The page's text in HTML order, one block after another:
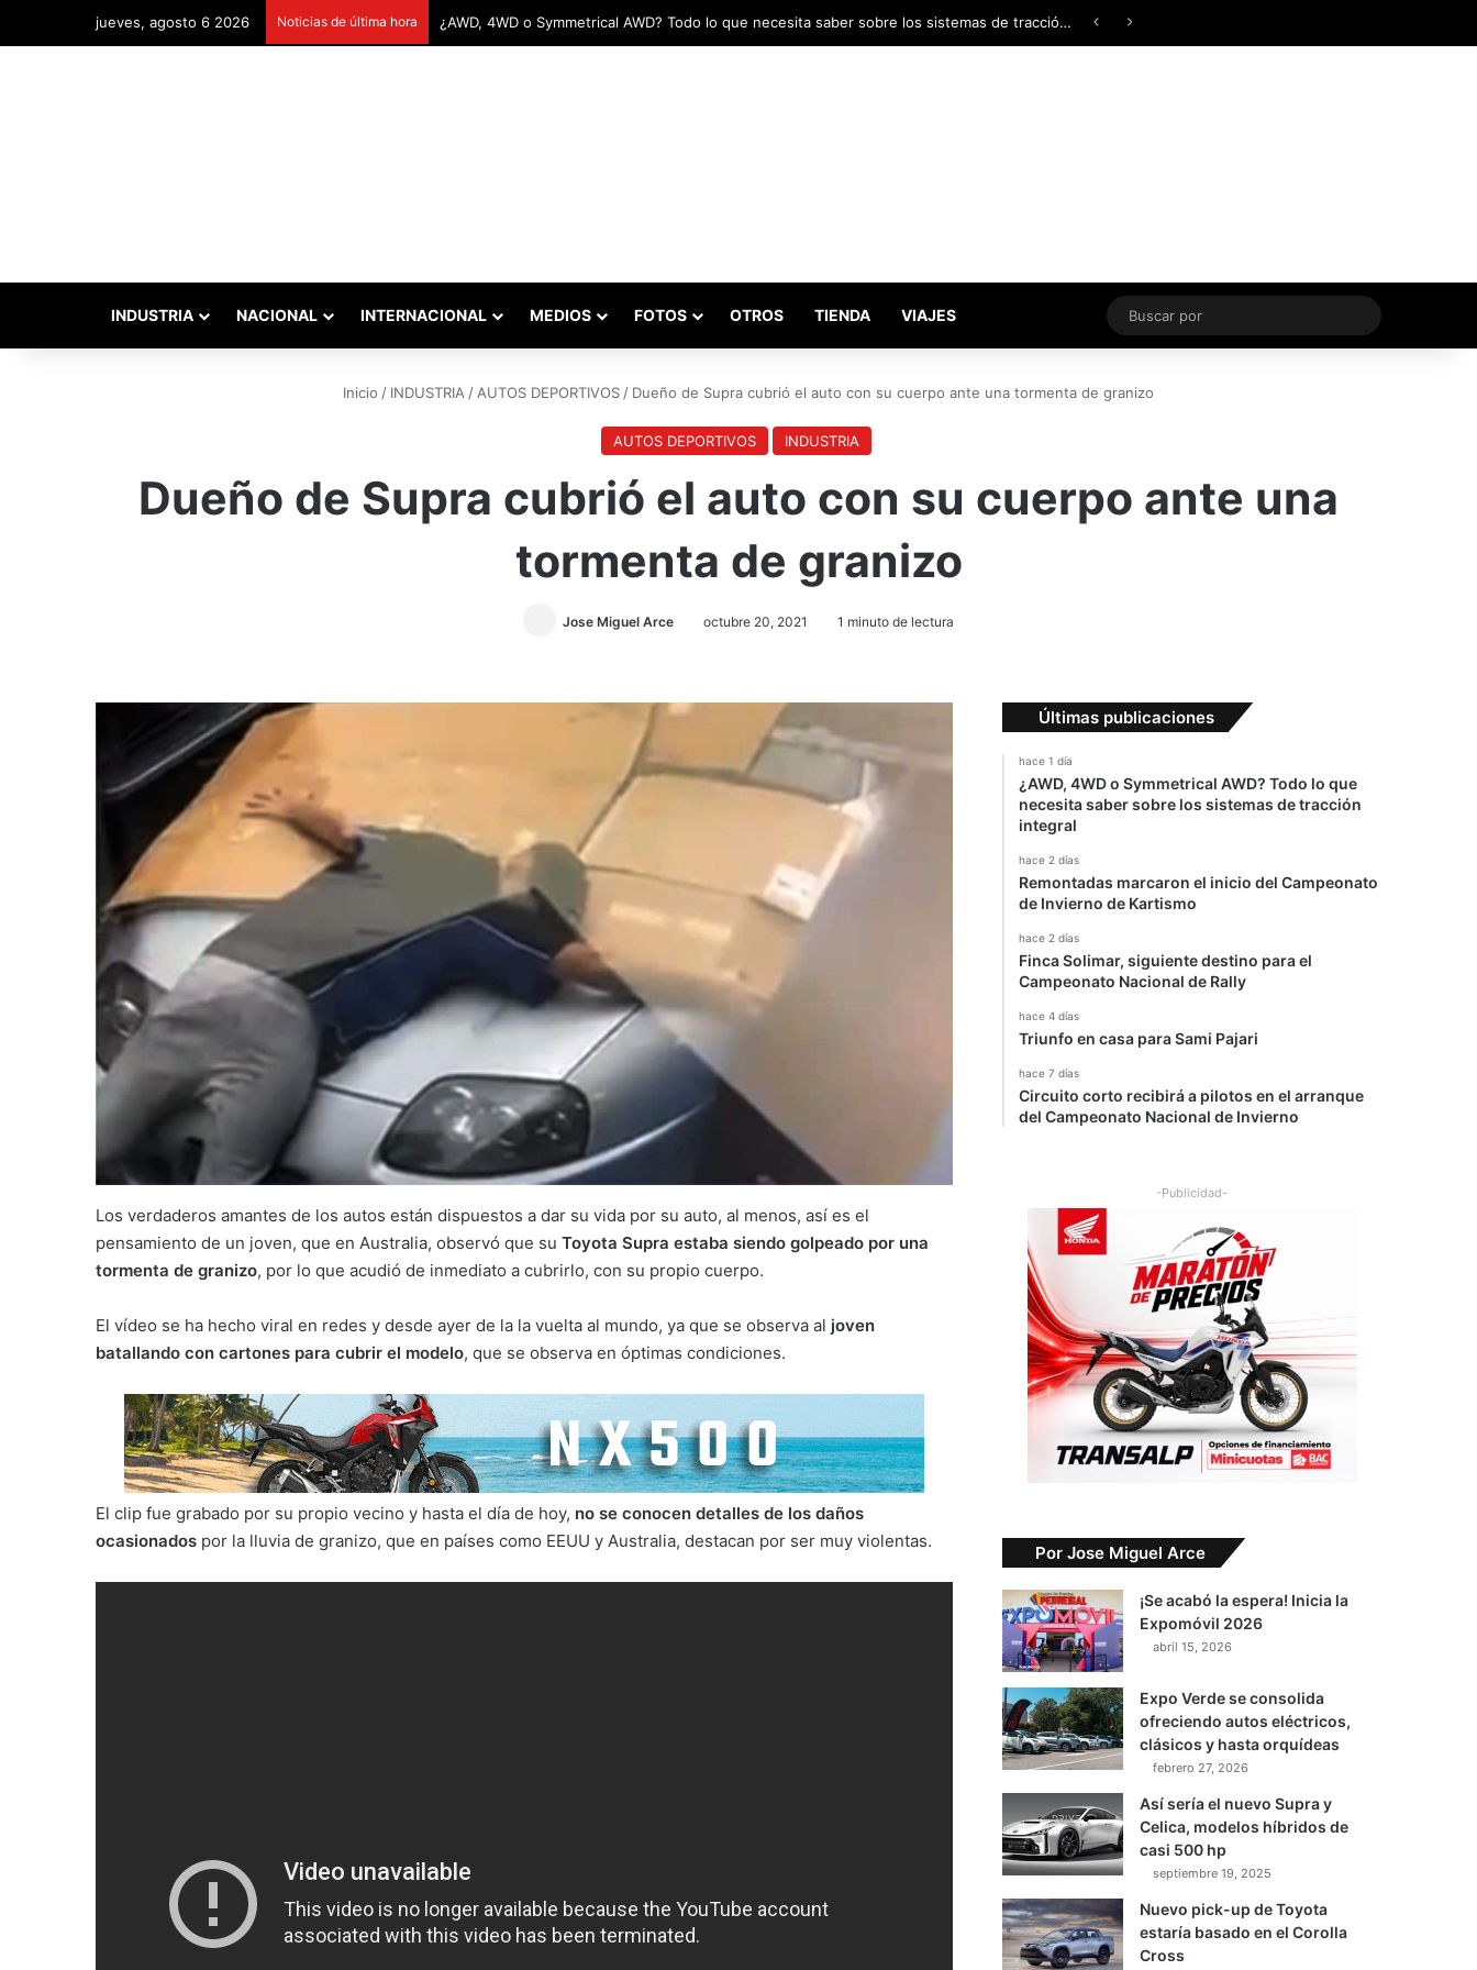
jueves, agosto 6 2026 Noticias de última hora Remontadas marcaron el inicio del Campeonato de Invierno de Kartismo
INDUSTRIA NACIONAL INTERNACIONAL MEDIOS FOTOS OTROS TIENDA VIAJES
Buscar
por
Inicio / INDUSTRIA / AUTOS DEPORTIVOS / Dueño de Supra cubrió el auto con su cuerpo ante una tormenta de granizo
AUTOS DEPORTIVOS INDUSTRIA
Dueño de Supra cubrió el auto con su cuerpo ante una
tormenta de granizo
Jose Miguel Arce octubre 20, 2021 1 minuto de lectura
Los verdaderos amantes de los autos están dispuestos a dar su vida por su auto, al menos, así es el
pensamiento de un joven, que en Australia, observó que su Toyota Supra estaba siendo golpeado por una
tormenta de granizo, por lo que acudió de inmediato a cubrirlo, con su propio cuerpo.
El vídeo se ha hecho viral en redes y desde ayer de la la vuelta al mundo, ya que se observa al joven
batallando con cartones para cubrir el modelo, que se observa en óptimas condiciones.
El clip fue grabado por su propio vecino y hasta el día de hoy, no se conocen detalles de los daños
ocasionados por la lluvia de granizo, que en países como EEUU y Australia, destacan por ser muy violentas.
Últimas publicaciones
hace 1 día
¿AWD, 4WD o Symmetrical AWD? Todo lo que
necesita saber sobre los sistemas de tracción
integral
hace 2 días
Remontadas marcaron el inicio del Campeonato
de Invierno de Kartismo
hace 2 días
Finca Solimar, siguiente destino para el
Campeonato Nacional de Rally
hace 4 días
Triunfo en casa para Sami Pajari
hace 7 días
Circuito corto recibirá a pilotos en el arranque
del Campeonato Nacional de Invierno
-Publicidad-
Por Jose Miguel Arce
¡Se acabó la espera! Inicia la
Expomóvil 2026
abril 15, 2026
Expo Verde se consolida
ofreciendo autos eléctricos,
clásicos y hasta orquídeas
febrero 27, 2026
Así sería el nuevo Supra y
Celica, modelos híbridos de
casi 500 hp
septiembre 19, 2025
Nuevo pick-up de Toyota
estaría basado en el Corolla
Cross